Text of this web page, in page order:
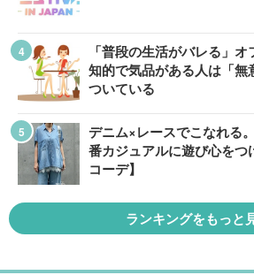
「普段の生活がバレる」オ
知的で気品がある人は「
ついている
デニム×レースでこなれる
番カジュアルに遊び心をつ
コーデ】
ランキングをもっと